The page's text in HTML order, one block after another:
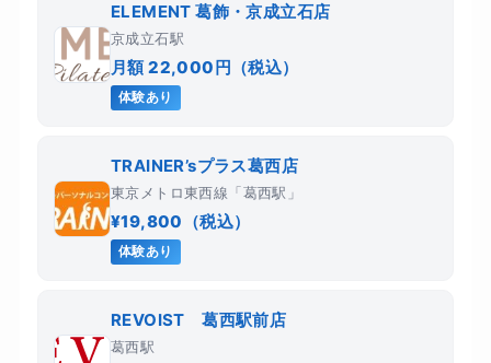
ELEMENT 葛飾・京成立石店
京成立石駅
月額 22,000円（税込）
体験あり
TRAINER’sプラス葛西店
東京メトロ東西線「葛西駅」
¥19,800（税込）
体験あり
REVOIST 葛西駅前店
葛西駅